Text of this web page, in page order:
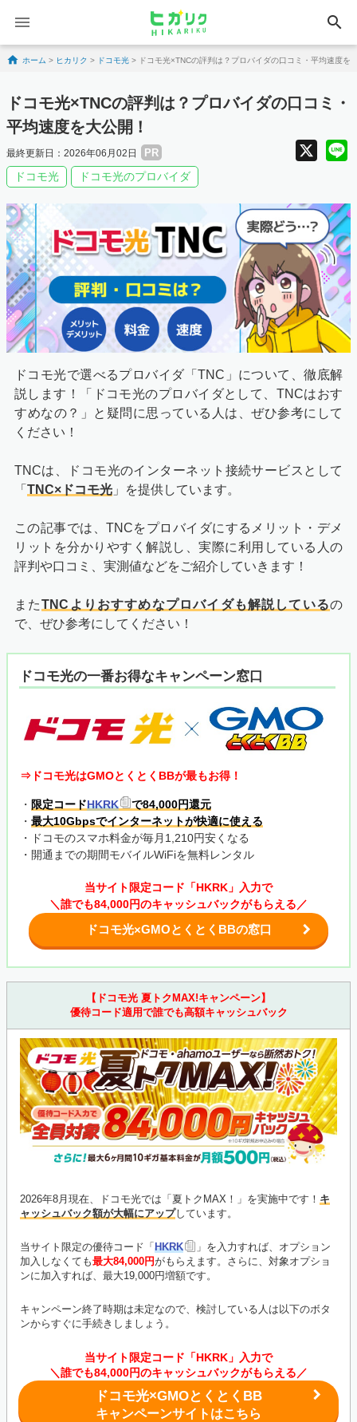
search
Skip to content
ホーム > ヒカリク > ドコモ光 > ドコモ光×TNCの評判は？プロバイダの口コミ・平均速度を
ドコモ光×TNCの評判は？プロバイダの口コミ・
平均速度を大公開！
最終更新日：2026年06月02日 PR X
ドコモ光 ドコモ光のプロバイダ
ドコモ光で選べるプロバイダ「TNC」について、徹底解
説します！「ドコモ光のプロバイダとして、TNCはおす
すめなの？」と疑問に思っている人は、ぜひ参考にして
ください！
TNCは、ドコモ光のインターネット接続サービスとして
「 TNC×ドコモ光 」を提供しています。
この記事では、TNCをプロバイダにするメリット・デメ
リットを分かりやすく解説し、実際に利用している人の
評判や口コミ、実測値などをご紹介していきます！
またTNCよりおすすめなプロバイダも解説しているの
で、ぜひ参考にしてください！
ドコモ光の一番お得なキャンペーン窓口
⇒ドコモ光はGMOとくとくBBが最もお得！
・ 限定コードHKRK
で84,000円還元
・ 最大10Gbpsでインターネットが快適に使える
・ドコモのスマホ料金が毎月1,210円安くなる
・開通までの期間モバイルWiFiを無料レンタル
当サイト限定コード「HKRK」入力で
＼誰でも84,000円のキャッシュバックがもらえる／
ドコモ光×GMOとくとくBBの窓口
【ドコモ光 夏トクMAX!キャンペーン】
優待コード適用で誰でも高額キャッシュバック
2026年8月現在、ドコモ光では「夏トクMAX！」を実施中です！ キ
ャッシュバック額が大幅にアップしています。
当サイト限定の優待コード「 HKRK
」を入力すれば、オプション
加入しなくても最大84,000円がもらえます。さらに、対象オプショ
ンに加入すれば、最大19,000円増額です。
キャンペーン終了時期は未定なので、検討している人は以下のボタ
ンからすぐに手続きしましょう。
当サイト限定コード「HKRK」入力で
＼誰でも84,000円のキャッシュバックがもらえる／
ドコモ光×GMOとくとくBB
キャンペーンサイトはこちら